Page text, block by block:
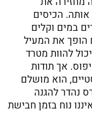
הכיסים
במים וקלים
הופך את המעיל
להוות מטרד
אך תודות
הוא מושלם
נהדר להגנה
נוח בזמן חבישת